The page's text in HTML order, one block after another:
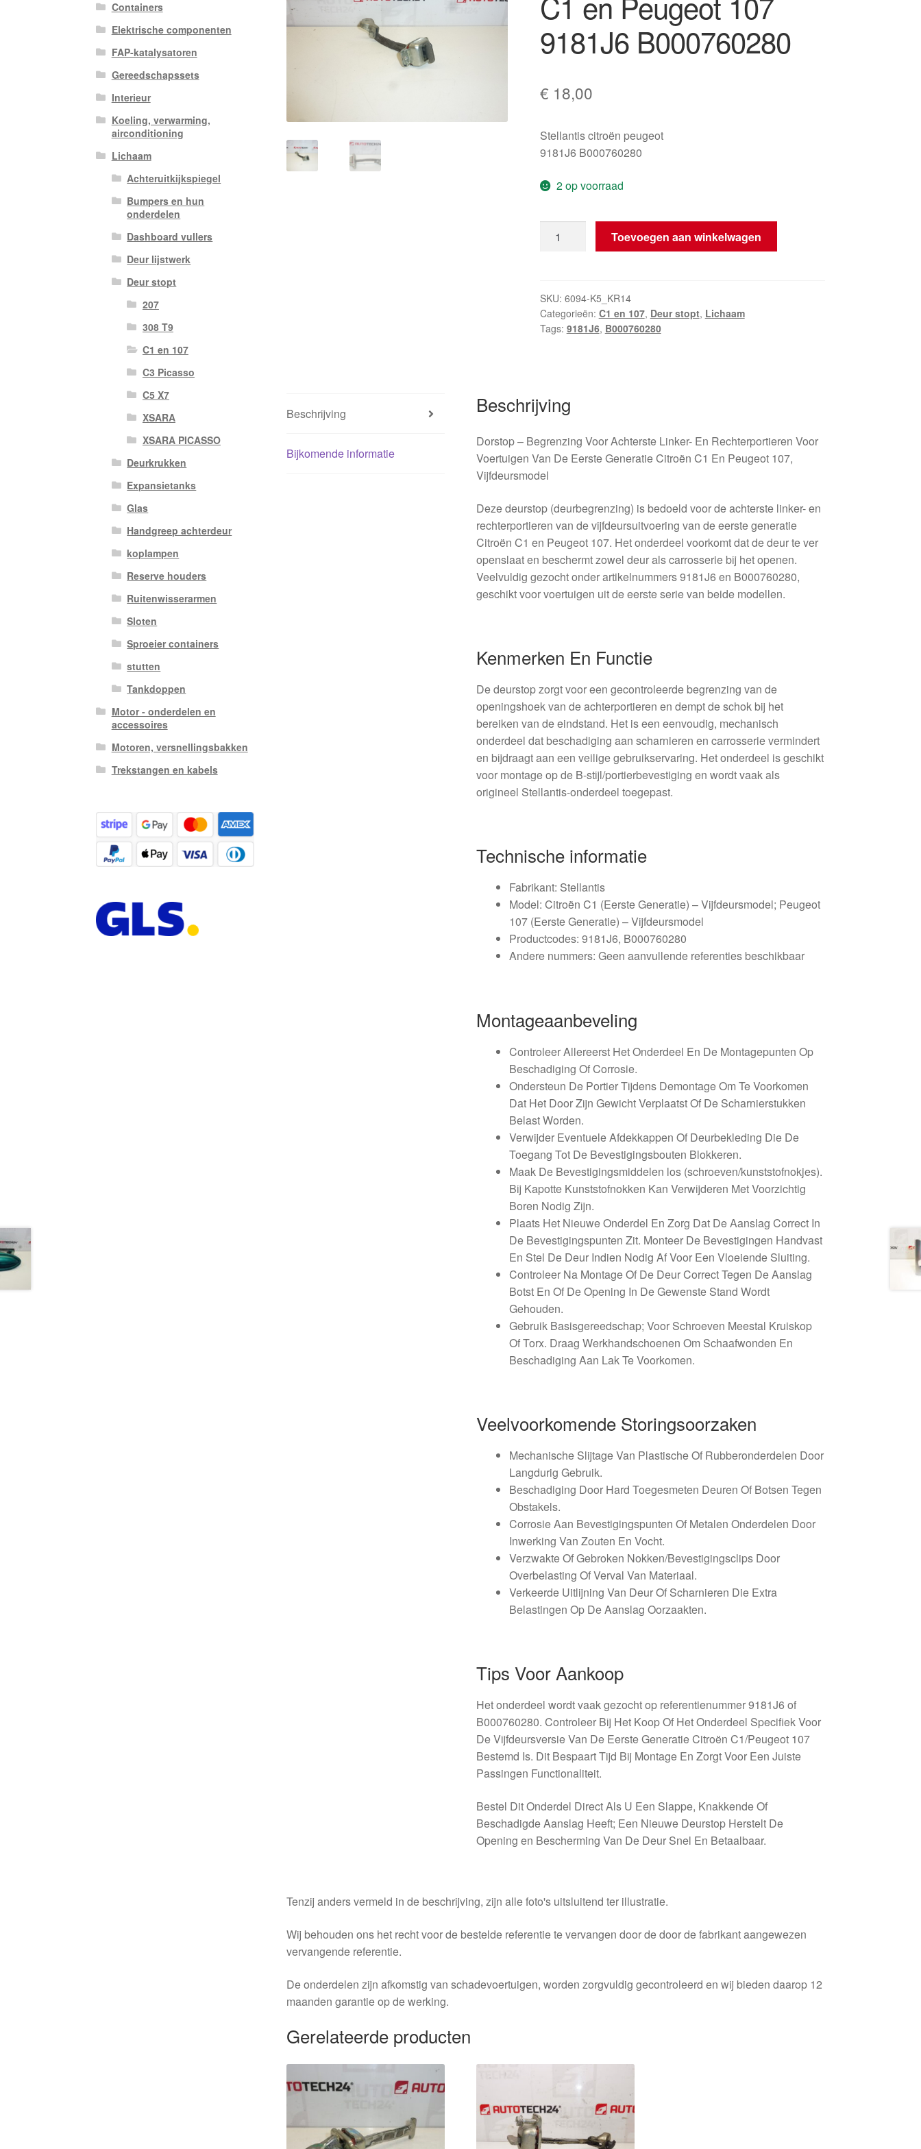
9181J6 B000760280
€ 18,00
Stellantis citroën peugeot
9181J6 B000760280
2 op voorraad
voor
en
Peugeot
107
Toevoegen aan winkelwagen
SKU: 6094-K5_KR14
Categorieën: C1 en 107, Deur stopt, Lichaam
Tags: 9181J6, B000760280
Beschrijving
Bijkomende informatie
Beschrijving
Dorstop – Begrenzing Voor Achterste Linker- En Rechterportieren Voor
Voertuigen Van De Eerste Generatie Citroën C1 En Peugeot 107,
Vijfdeursmodel
Deze deurstop (deurbegrenzing) is bedoeld voor de achterste linker- en
rechterportieren van de vijfdeursuitvoering van de eerste generatie
Citroën C1 en Peugeot 107. Het onderdeel voorkomt dat de deur te ver
openslaat en beschermt zowel deur als carrosserie bij het openen.
Veelvuldig gezocht onder artikelnummers 9181J6 en B000760280,
geschikt voor voertuigen uit de eerste serie van beide modellen.
Kenmerken En Functie
De deurstop zorgt voor een gecontroleerde begrenzing van de
openingshoek van de achterportieren en dempt de schok bij het
bereiken van de eindstand. Het is een eenvoudig, mechanisch
onderdeel dat beschadiging aan scharnieren en carrosserie vermindert
en bijdraagt aan een veilige gebruikservaring. Het onderdeel is geschikt
voor montage op de B-stijl/portierbevestiging en wordt vaak als
origineel Stellantis-onderdeel toegepast.
Technische informatie
Fabrikant: Stellantis
Model: Citroën C1 (Eerste Generatie) – Vijfdeursmodel; Peugeot
107 (Eerste Generatie) – Vijfdeursmodel
Productcodes: 9181J6, B000760280
Andere nummers: Geen aanvullende referenties beschikbaar
Montageaanbeveling
Controleer Allereerst Het Onderdeel En De Montagepunten Op
Beschadiging Of Corrosie.
Ondersteun De Portier Tijdens Demontage Om Te Voorkomen
Dat Het Door Zijn Gewicht Verplaatst Of De Scharnierstukken
Belast Worden.
Verwijder Eventuele Afdekkappen Of Deurbekleding Die De
Toegang Tot De Bevestigingsbouten Blokkeren.
Maak De Bevestigingsmiddelen los (schroeven/kunststofnokjes).
Bij Kapotte Kunststofnokken Kan Verwijderen Met Voorzichtig
Boren Nodig Zijn.
Plaats Het Nieuwe Onderdel En Zorg Dat De Aanslag Correct In
De Bevestigingspunten Zit. Monteer De Bevestigingen Handvast
En Stel De Deur Indien Nodig Af Voor Een Vloeiende Sluiting.
Controleer Na Montage Of De Deur Correct Tegen De Aanslag
Botst En Of De Opening In De Gewenste Stand Wordt
Gehouden.
Gebruik Basisgereedschap; Voor Schroeven Meestal Kruiskop
Of Torx. Draag Werkhandschoenen Om Schaafwonden En
Beschadiging Aan Lak Te Voorkomen.
Veelvoorkomende Storingsoorzaken
Mechanische Slijtage Van Plastische Of Rubberonderdelen Door
Langdurig Gebruik.
Beschadiging Door Hard Toegesmeten Deuren Of Botsen Tegen
Obstakels.
Corrosie Aan Bevestigingspunten Of Metalen Onderdelen Door
Inwerking Van Zouten En Vocht.
Verzwakte Of Gebroken Nokken/Bevestigingsclips Door
Overbelasting Of Verval Van Materiaal.
Verkeerde Uitlijning Van Deur Of Scharnieren Die Extra
Belastingen Op De Aanslag Oorzaakten.
Tips Voor Aankoop
Het onderdeel wordt vaak gezocht op referentienummer 9181J6 of
B000760280. Controleer Bij Het Koop Of Het Onderdeel Specifiek Voor
De Vijfdeursversie Van De Eerste Generatie Citroën C1/Peugeot 107
Bestemd Is. Dit Bespaart Tijd Bij Montage En Zorgt Voor Een Juiste
Passingen Functionaliteit.
Bestel Dit Onderdel Direct Als U Een Slappe, Knakkende Of
Beschadigde Aanslag Heeft; Een Nieuwe Deurstop Herstelt De
Opening en Bescherming Van De Deur Snel En Betaalbaar.
Tenzij anders vermeld in de beschrijving, zijn alle foto's uitsluitend ter illustratie.
Wij behouden ons het recht voor de bestelde referentie te vervangen door de door de fabrikant aangewezen
vervangende referentie.
De onderdelen zijn afkomstig van schadevoertuigen, worden zorgvuldig gecontroleerd en wij bieden daarop 12
maanden garantie op de werking.
Gerelateerde producten
Containers
Elektrische componenten
FAP-katalysatoren
Gereedschapssets
Interieur
Koeling, verwarming,
airconditioning
Lichaam
Achteruitkijkspiegel
Bumpers en hun
onderdelen
Dashboard vullers
Deur lijstwerk
Deur stopt
207
308 T9
C1 en 107
C3 Picasso
C5 X7
XSARA
XSARA PICASSO
Deurkrukken
Expansietanks
Glas
Handgreep achterdeur
koplampen
Reserve houders
Ruitenwisserarmen
Sloten
Sproeier containers
stutten
Tankdoppen
Motor - onderdelen en
accessoires
Motoren, versnellingsbakken
Trekstangen en kabels